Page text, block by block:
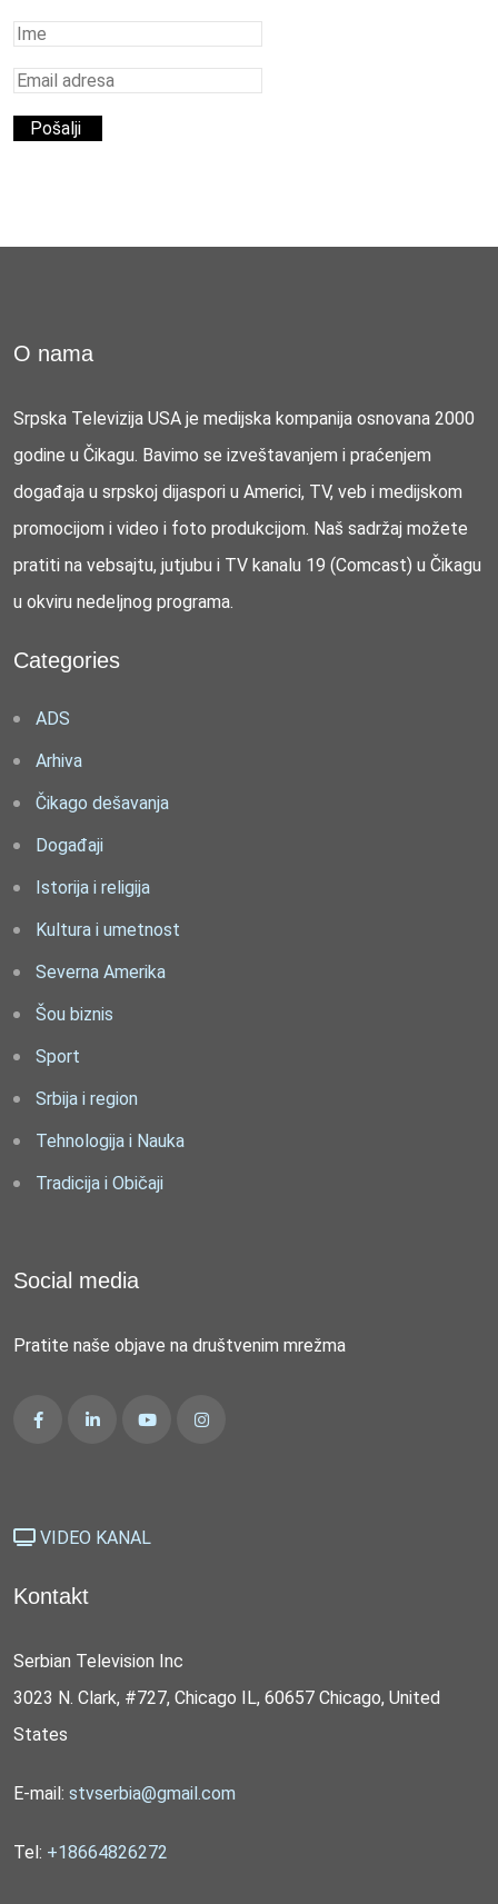
O nama
Srpska Televizija USA je medijska kompanija osnovana 2000
godine u Čikagu. Bavimo se izveštavanjem i praćenjem
događaja u srpskoj dijaspori u Americi, TV, veb i medijskom
promocijom i video i foto produkcijom. Naš sadržaj možete
pratiti na vebsajtu, jutjubu i TV kanalu 19 (Comcast) u Čikagu
u okviru nedeljnog programa.
Categories
ADS
Arhiva
Čikago dešavanja
Događaji
Istorija i religija
Kultura i umetnost
Severna Amerika
Šou biznis
Sport
Srbija i region
Tehnologija i Nauka
Tradicija i Običaji
Social media
Pratite naše objave na društvenim mrežma
VIDEO KANAL
Kontakt
Serbian Television Inc
3023 N. Clark, #727, Chicago IL, 60657 Chicago, United
States
E-mail: stvserbia@gmail.com
Tel: +18664826272